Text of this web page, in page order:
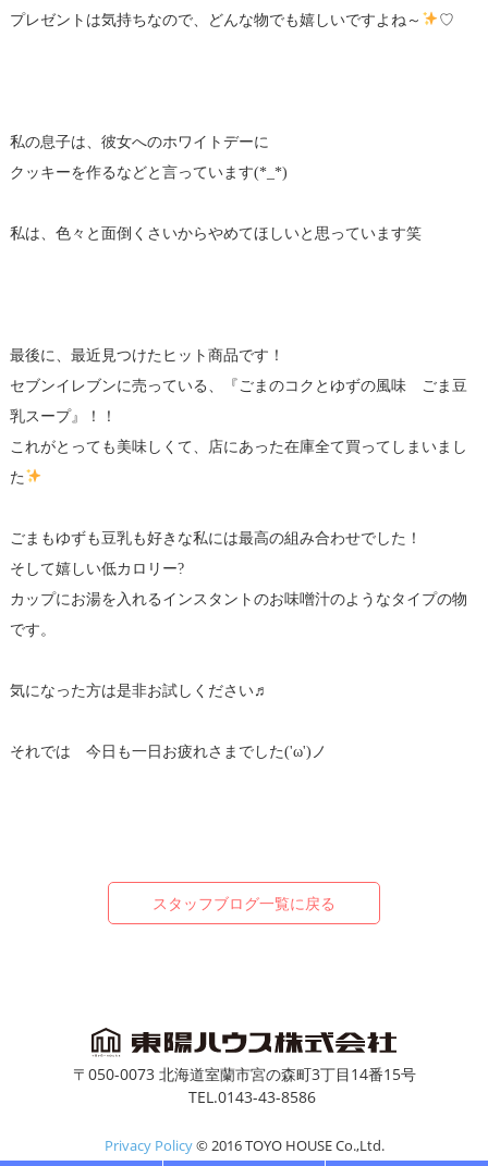
プレゼントは気持ちなので、どんな物でも嬉しいですよね～ ♡
私の息子は、彼女へのホワイトデーに
クッキーを作るなどと言っています(*_*)
私は、色々と面倒くさいからやめてほしいと思っています笑
最後に、最近見つけたヒット商品です！
セブンイレブンに売っている、『ごまのコクとゆずの風味 ごま豆
乳スープ』！！
これがとっても美味しくて、店にあった在庫全て買ってしまいまし
た
ごまもゆずも豆乳も好きな私には最高の組み合わせでした！
そして嬉しい低カロリー?
カップにお湯を入れるインスタントのお味噌汁のようなタイプの物
です。
気になった方は是非お試しください♬
それでは 今日も一日お疲れさまでした('ω')ノ
スタッフブログ一覧に戻る
〒050-0073 北海道室蘭市宮の森町3丁目14番15号
TEL.0143-43-8586
Privacy Policy© 2016 TOYO HOUSE Co.,Ltd.